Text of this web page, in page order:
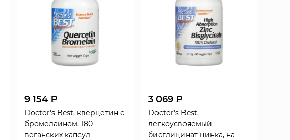
9 154 ₽
Doctor's Best, кверцетин с
бромелаином, 180
веганских капсул
3 069 ₽
Doctor's Best,
легкоусвояемый
бисглицинат цинка, на